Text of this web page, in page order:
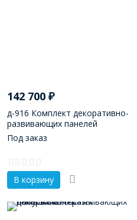
142 700₽
д-916 Комплект декоративно-
развивающих панелей
"Стройка"
Под заказ
В корзину